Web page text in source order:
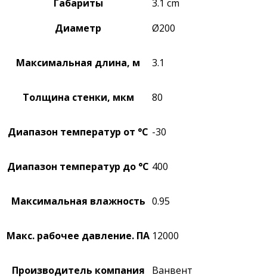
Габариты
3.1 cm
Диаметр
Ø200
Максимальная длина, м 3.1
Толщина стенки, мкм 80
Диапазон температур от °C -30
Диапазон температур до °C 400
Максимальная влажность 0.95
Макс. рабочее давление. ПА 12000
Производитель компания Ванвент